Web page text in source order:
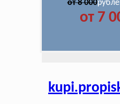
от 8 000
от 7